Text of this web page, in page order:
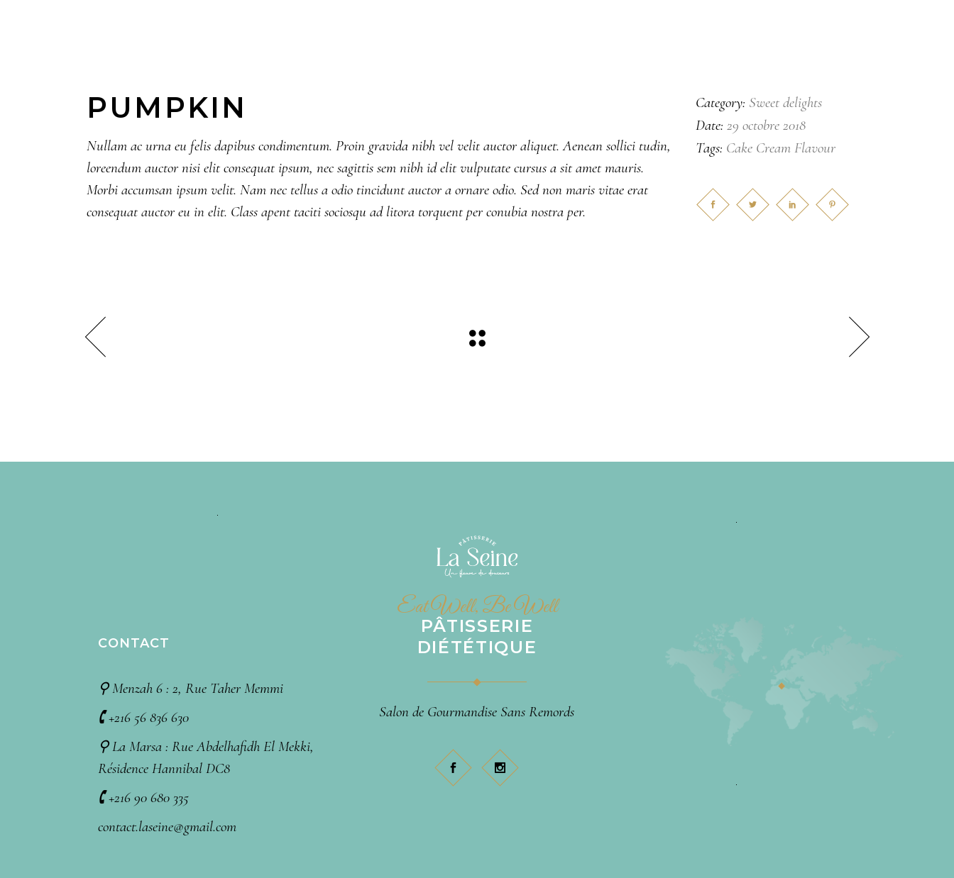
PUMPKIN
Nullam ac urna eu felis dapibus condimentum. Proin gravida nibh vel velit auctor aliquet. Aenean sollici tudin,
loreendum auctor nisi elit consequat ipsum, nec sagittis sem nibh id elit vulputate cursus a sit amet mauris.
Morbi accumsan ipsum velit. Nam nec tellus a odio tincidunt auctor a ornare odio. Sed non maris vitae erat
consequat auctor eu in elit. Class apent taciti sociosqu ad litora torquent per conubia nostra per.
Category: Sweet delights
Date: 29 octobre 2018
Tags: Cake Cream Flavour
CONTACT
⚲ Menzah 6 : 2, Rue Taher Memmi
🕻 +216 56 836 630
⚲ La Marsa : Rue Abdelhafidh El Mekki,
Résidence Hannibal DC8
🕻 +216 90 680 335
contact.laseine@gmail.com
Eat Well, Be Well
PÂTISSERIE
DIÉTÉTIQUE
Salon de Gourmandise Sans Remords